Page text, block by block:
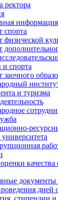
ректора
спорта
физической
и спорта
заочного
и туризма
качества
документы
дней